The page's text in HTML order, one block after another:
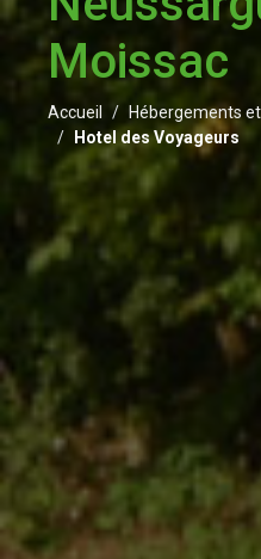
Moissac
Accueil Hébergements
Hotel des Voyageurs